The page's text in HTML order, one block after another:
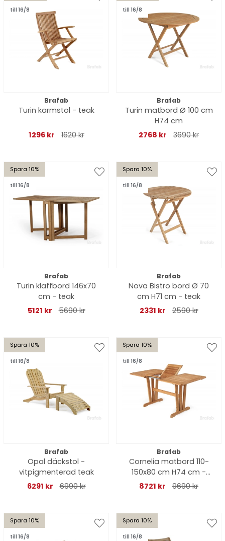
till 16/8
Brafab
Turin karmstol - teak
1296 kr 1620 kr
till 16/8
Brafab
Turin matbord Ø 100 cm
H74 cm
2768 kr
3690 kr
Spara 10%
till 16/8
Brafab
Turin klaffbord 146x70
cm - teak
5121 kr
5690 kr
Spara 10%
till 16/8
Brafab
Nova Bistro bord Ø 70
cm H71 cm - teak
2331 kr
2590 kr
Spara 10%
till 16/8
Brafab
Opal däckstol -
vitpigmenterad teak
6291 kr
6990 kr
Spara 10%
till 16/8
Brafab
Cornelia matbord 110-
150x80 cm H74 cm -
teak
8721 kr 9690 kr
Spara 10%
till 16/8
Spara 10%
till 16/8